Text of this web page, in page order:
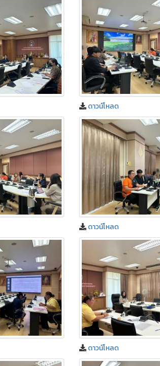
ดาวน์โหลด
ดาวน์โหลด
ดาวน์โหลด